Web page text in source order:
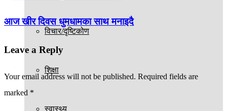
विचार/दृष्टिकोण
शिक्षा
स्वास्थ्य
आज खीर दिवस धुमधामका साथ मनाइदै
Leave a Reply
Your email address will not be published. Required fields are
marked *